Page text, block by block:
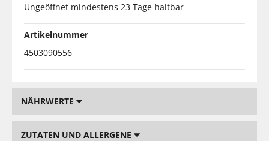
Ungeöffnet mindestens 23 Tage haltbar
Artikelnummer
4503090556
NÄHRWERTE
ZUTATEN UND ALLERGENE